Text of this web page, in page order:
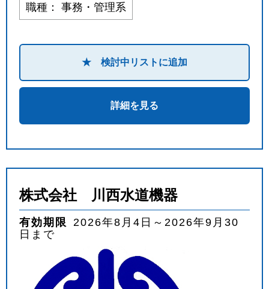
職種： 事務・管理系
★ 検討中リストに追加
詳細を見る
株式会社 川西水道機器
有効期限
2026年8月4日～2026年9月30
日まで